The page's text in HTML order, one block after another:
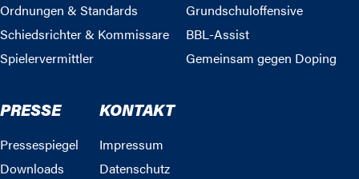
Ordnungen & Standards
Schiedsrichter & Kommissare
Spielervermittler
Grundschuloffensive
BBL-Assist
Gemeinsam gegen Doping
PRESSE
Pressespiegel
Downloads
KONTAKT
Impressum
Datenschutz